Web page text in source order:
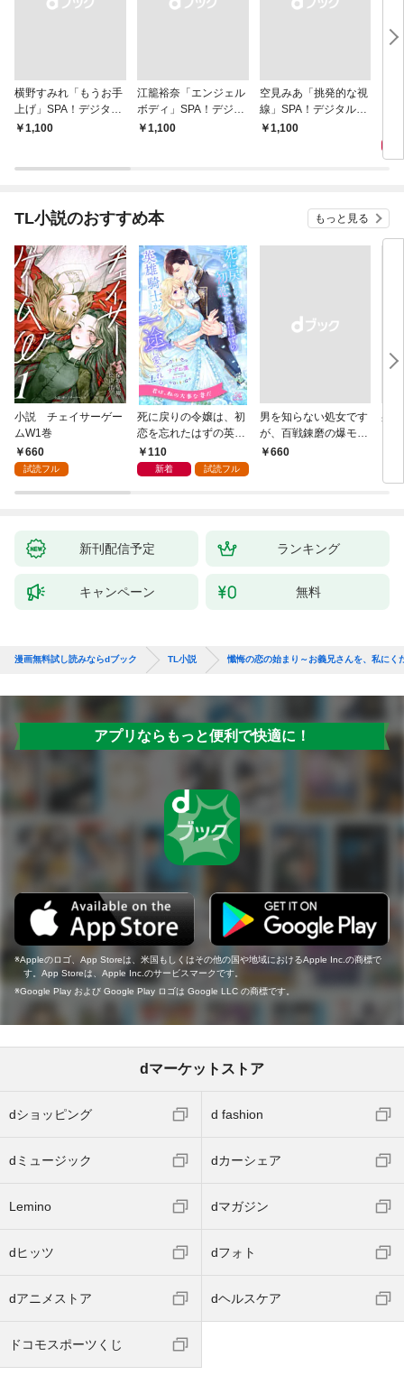
横野すみれ「もうお手
上げ」SPA！デジタル
写真集
￥1,100
江籠裕奈「エンジェル
ボディ」SPA！デジタ
ル写真集
￥1,100
空見みあ「挑発的な視
線」SPA！デジタル写
真集
￥1,100
の
TL小説のおすすめ本 もっと見る
小説 チェイサーゲー
ムW1巻
660
試読フル
死に戻りの令嬢は、初
恋を忘れたはずの英雄
騎士から一途に愛され
る【１】
110
新着 試読フル
男を知らない処女です
が、百戦錬磨の爆モテ
護衛騎士様をえっちに
￥660
身
新刊配信予定 ランキング
キャンペーン 無料
漫画無料試し読みならdブック TL小説 懺悔の恋の始まり～お義兄さんを、私にく
アプリならもっと便利で快適に！
Appleのロゴ、App Storeは、米国もしくはその他の国や地域におけるApple Inc.の商標で
す。App Storeは、Apple Inc.のサービスマークです。
Google Play および Google Play ロゴは Google LLC の商標です。
dマーケットストア
dショッピング d fashion
dミュージック dカーシェア
Lemino dマガジン
dヒッツ dフォト
dアニメストア dヘルスケア
ドコモスポーツくじ